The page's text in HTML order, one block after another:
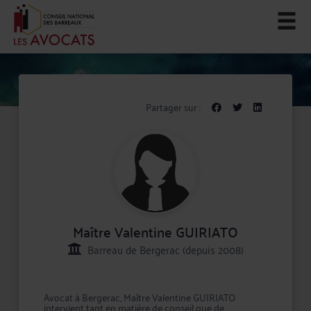
Partager sur :
Maître Valentine GUIRIATO
Barreau de Bergerac (depuis 2008)
Avocat à Bergerac, Maître Valentine GUIRIATO
intervient tant en matière de conseil que de